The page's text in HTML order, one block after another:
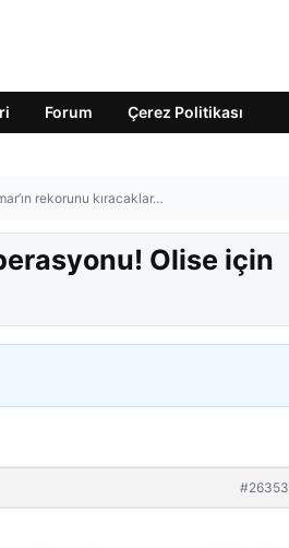
Forum Çerez Politikası
rekorunu kıracaklar…
Olise için
#26353